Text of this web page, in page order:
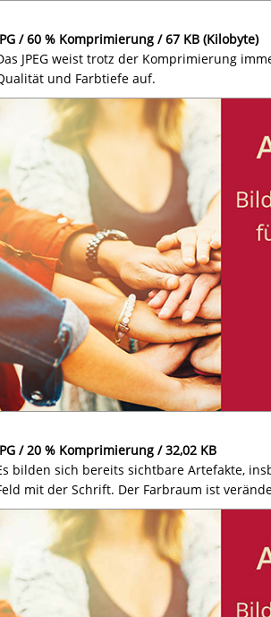
/ 60 % Komprimierung / 67 KB (Kilobyte)
JPEG weist trotz der Komprimierung
und Farbtiefe auf.
/ 20 % Komprimierung / 32,02 KB
bilden sich bereits sichtbare Artefakte,
mit der Schrift. Der Farbraum ist